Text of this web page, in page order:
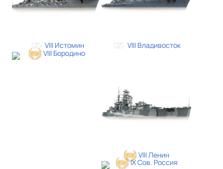
VIII Истомин
VIII Владивосток
VIII Бородино
VIII Ленин
IX Сов. Россия